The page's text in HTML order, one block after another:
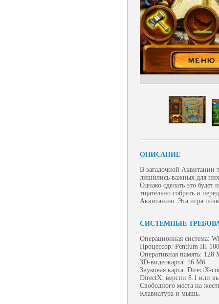
ОПИСАНИЕ
В загадочной Аквитании
лишились важных для них
Однако сделать это
тщательно собрать и
Аквитанию. Эта игра
СИСТЕМНЫЕ
Операционная система:
Процессор: Pentium III
Оперативная память: 128
3D-видеокарта: 16 Мб
Звуковая карта: DirectX-
DirectX: версии 8.1 или
Свободного места на
Клавиатура и мышь.